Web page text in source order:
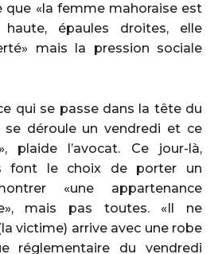
que «la femme mahoraise est
haute, épaules droites, elle
mais la pression sociale
qui se passe dans la tête du
se déroule un vendredi et ce
plaide l’avocat. Ce jour-là,
font le choix de porter un
«une appartenance
mais pas toutes. «Il ne
victime) arrive avec une robe
réglementaire du vendredi